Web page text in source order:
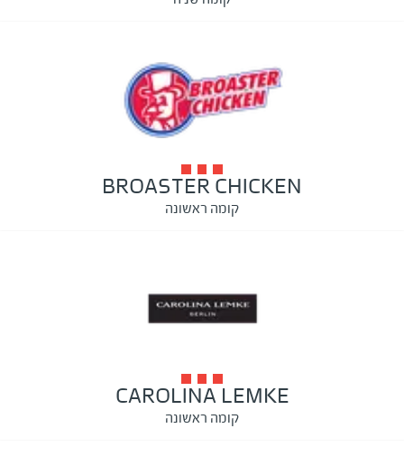
BROASTER CHICKEN
קומה ראשונה
CAROLINA LEMKE
קומה ראשונה